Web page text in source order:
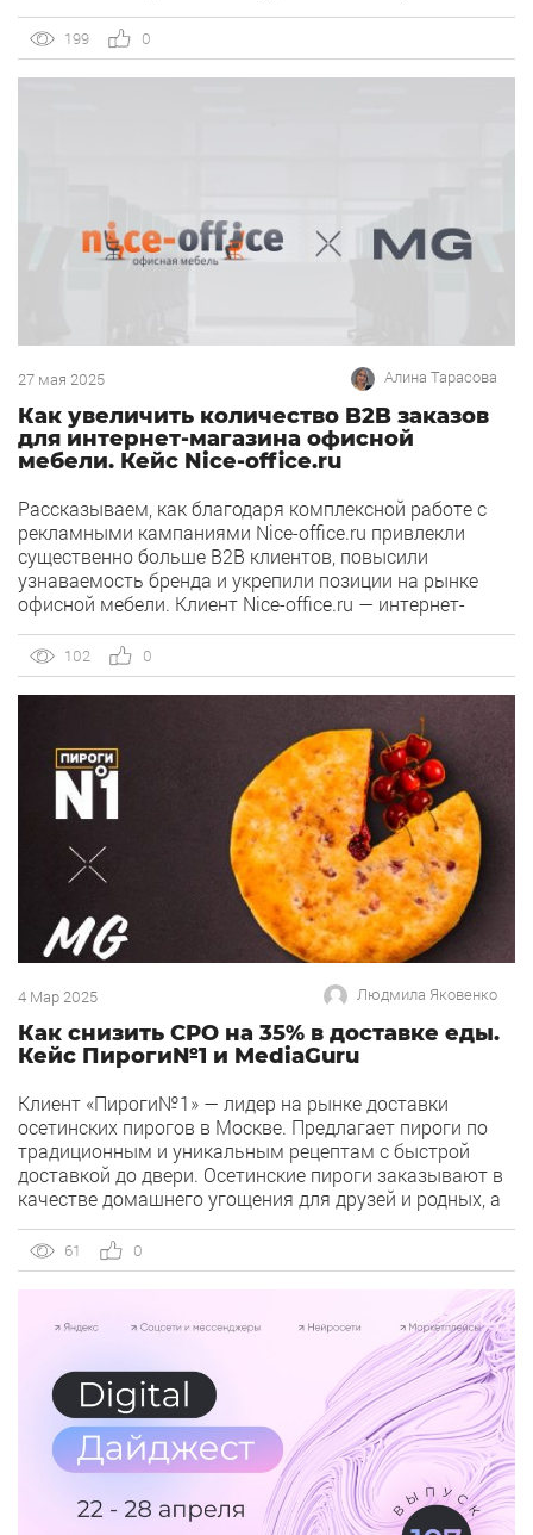
(WB) за счет расширения охвата целевой аудитории с
помощью Яндекс Директ. Период работы — февраль-
июнь 2024 года. С какими проблемами […]
199 0
27 мая 2025 Алина Тарасова
Как увеличить количество B2B заказов
для интернет-магазина офисной
мебели. Кейс Nice-office.ru
Рассказываем, как благодаря комплексной работе с
рекламными кампаниями Nice-office.ru привлекли
существенно больше B2B клиентов, повысили
узнаваемость бренда и укрепили позиции на рынке
офисной мебели. Клиент Nice-office.ru — интернет-
все регионы России. С 2016 года компания Nice-office
занимается поставкой офисной мебели «под ключ» для
создания уюта и повышения производительности
102 0
4 Мар 2025 Людмила Яковенко
Как снизить СРО на 35% в доставке еды.
Кейс Пироги№1 и MediaGuru
Клиент «Пироги№1» — лидер на рынке доставки
осетинских пирогов в Москве. Предлагает пироги по
традиционным и уникальным рецептам с быстрой
доставкой до двери. Осетинские пироги заказывают в
качестве домашнего угощения для друзей и родных, а
офисные сотрудники, которые планируют
празднование своего дня рождения на работе. Им
61 0